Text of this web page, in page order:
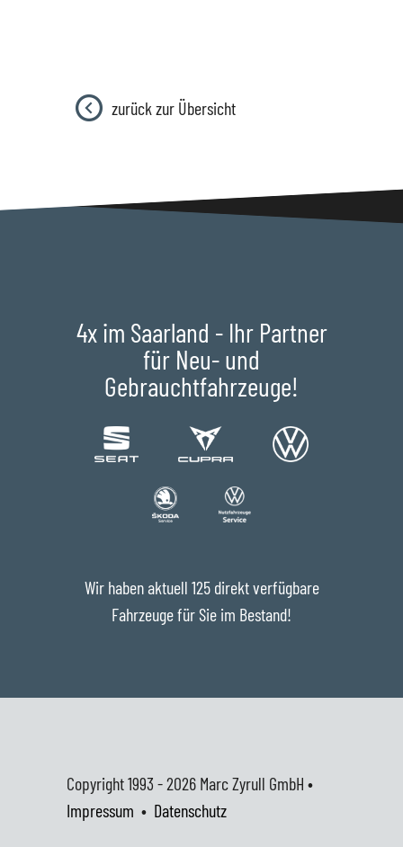
zurück zur Übersicht
4x im Saarland - Ihr Partner
für Neu- und
Gebrauchtfahrzeuge!
Wir haben aktuell 125 direkt verfügbare
Fahrzeuge für Sie im Bestand!
Copyright 1993 - 2026 Marc Zyrull GmbH •
Impressum • Datenschutz